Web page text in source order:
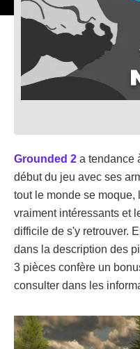
Grounded 2 a tendance
début du jeu avec ses
tout le monde se
vraiment intéressants et
difficile de s'y retrouver.
dans la description des
3 pièces confère un
consulter dans les